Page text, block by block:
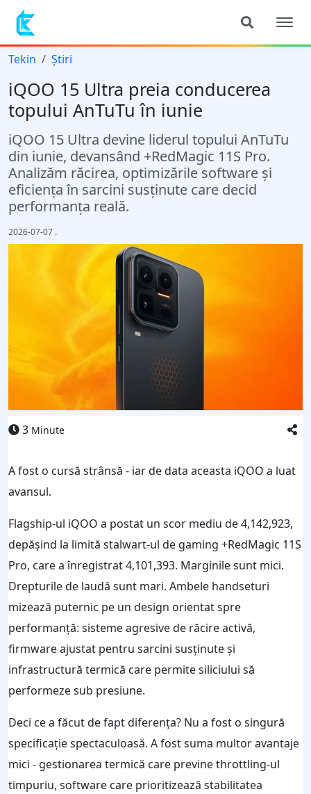
Tekin Știri
iQOO 15 Ultra preia conducerea
topului AnTuTu în iunie
iQOO 15 Ultra devine liderul topului AnTuTu
din iunie, devansând +RedMagic 11S Pro.
Analizăm răcirea, optimizările software și
eficiența în sarcini susținute care decid
performanța reală.
2026-07-07 .
3 Minute
A fost o cursă strânsă - iar de data aceasta iQOO a luat
avansul.
Flagship-ul iQOO a postat un scor mediu de 4,142,923,
depășind la limită stalwart-ul de gaming +RedMagic 11S
Pro, care a înregistrat 4,101,393. Marginile sunt mici.
Drepturile de laudă sunt mari. Ambele handseturi
mizează puternic pe un design orientat spre
performanță: sisteme agresive de răcire activă,
firmware ajustat pentru sarcini susținute și
infrastructură termică care permite siliciului să
performeze sub presiune.
Deci ce a făcut de fapt diferența? Nu a fost o singură
specificație spectaculoasă. A fost suma multor avantaje
mici - gestionarea termică care previne throttling-ul
timpuriu, software care prioritizează stabilitatea